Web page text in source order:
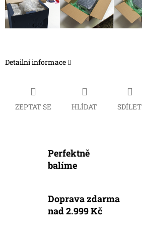
Detailní informace
ZEPTAT SE HLÍDAT SDÍLET
Perfektně
balíme
Doprava zdarma
nad 2.999 Kč